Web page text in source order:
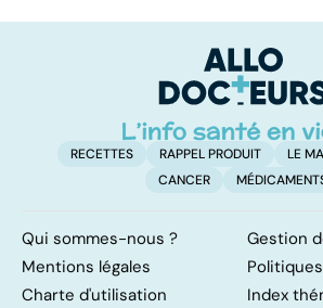
mine d'or pour
les
RECETTES RAPPEL PRODUIT
LE
CANCER
Qui sommes-nous ?
Gestion
Mentions légales
Charte d'utilisation
Index